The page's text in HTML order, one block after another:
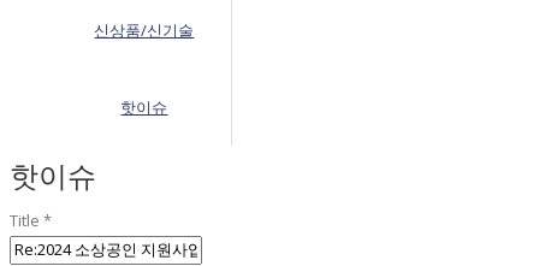
신상품/신기술
핫이슈
핫이슈
Title *